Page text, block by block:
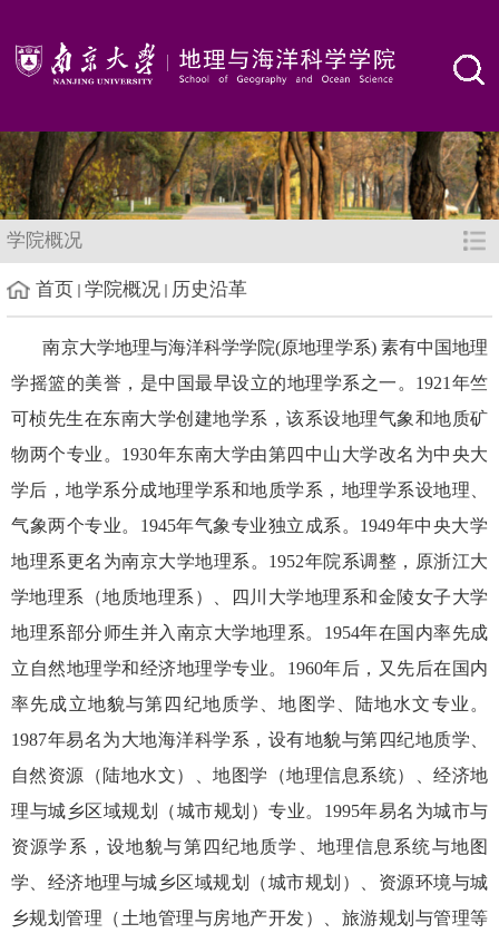
学院概况
首页 学院概况 历史沿革
南京大学地理与海洋科学学院(原地理学系) 素有中国地理
学摇篮的美誉，是中国最早设立的地理学系之一。1921年竺
可桢先生在东南大学创建地学系，该系设地理气象和地质矿
物两个专业。1930年东南大学由第四中山大学改名为中央大
学后，地学系分成地理学系和地质学系，地理学系设地理、
气象两个专业。1945年气象专业独立成系。1949年中央大学
地理系更名为南京大学地理系。1952年院系调整，原浙江大
学地理系（地质地理系）、四川大学地理系和金陵女子大学
地理系部分师生并入南京大学地理系。1954年在国内率先成
立自然地理学和经济地理学专业。1960年后，又先后在国内
率先成立地貌与第四纪地质学、地图学、陆地水文专业。
1987年易名为大地海洋科学系，设有地貌与第四纪地质学、
自然资源（陆地水文）、地图学（地理信息系统）、经济地
理与城乡区域规划（城市规划）专业。1995年易名为城市与
资源学系，设地貌与第四纪地质学、地理信息系统与地图
学、经济地理与城乡区域规划（城市规划）、资源环境与城
乡规划管理（土地管理与房地产开发）、旅游规划与管理等